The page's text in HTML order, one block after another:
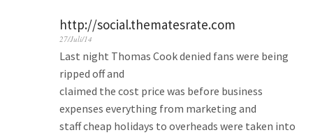
http://social.thematesrate.com
27/Juli/14
Last night Thomas Cook denied fans were being
ripped off and
claimed the cost price was before business
expenses everything from marketing and
staff cheap holidays to overheads were taken into